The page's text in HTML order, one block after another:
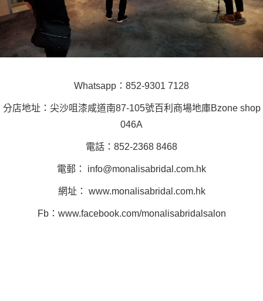
Whatsapp：852-9301 7128
分店地址：尖沙咀漆咸道南87-105號百利商場地庫Bzone shop
046A
電話：852-2368 8468
電郵： info@monalisabridal.com.hk
網址： www.monalisabridal.com.hk
Fb：www.facebook.com/monalisabridalsalon